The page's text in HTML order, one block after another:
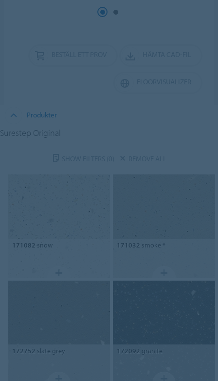
Produkter
Surestep Original
171082 snow 171032 smoke *
172752 slate grey 172092 granite